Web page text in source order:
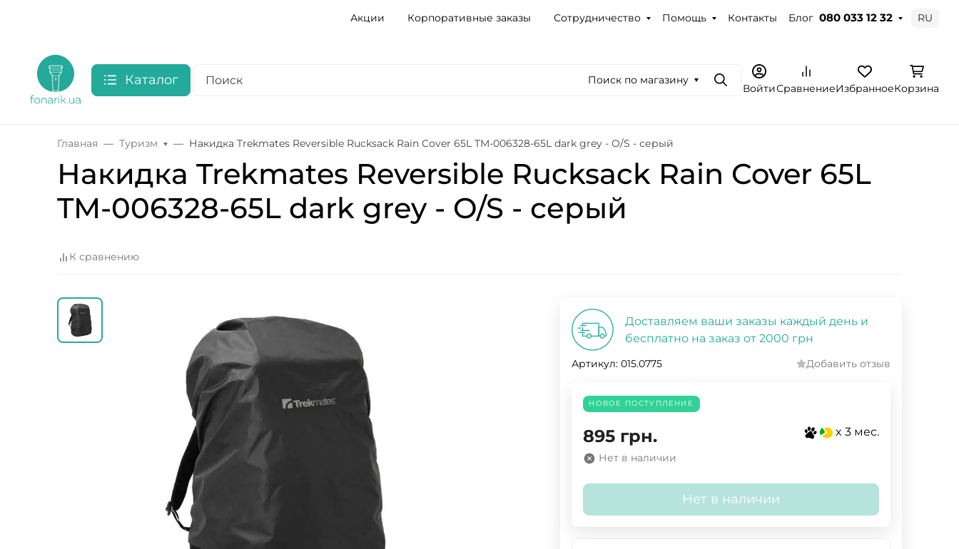
Акции Корпоративные заказы Сотрудничество Помощь Контакты Блог 080 033 12 32 RU
Каталог Поиск по магазину
ПоискВойтиСравнениеИзбранноеКорзина
Главная Туризм Накидка Trekmates Reversible Rucksack Rain Cover 65L TM-006328-65L dark grey - O/S - серый
Накидка Trekmates Reversible Rucksack Rain Cover 65L
TM-006328-65L dark grey - O/S - серый
К сравнению
Доставляем ваши заказы каждый день и
бесплатно на заказ от 2000 грн
Артикул: 015.0775 Добавить отзыв
НОВОЕ ПОСТУПЛЕНИЕ
895 грн. x 3 мес.
Нет в наличии
Нет в наличии